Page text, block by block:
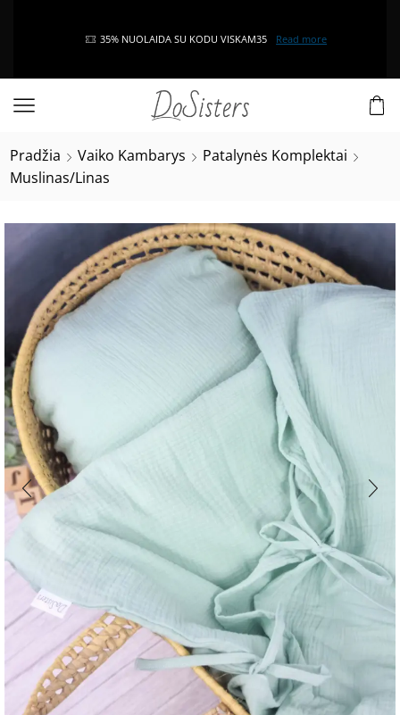
35% NUOLAIDA SU KODU VISKAM35 Read more
Pradžia Vaiko Kambarys
Patalynės Komplektai
Muslinas/Linas